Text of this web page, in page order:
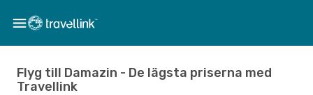
Flyg till Damazin - De lägsta priserna med
Travellink